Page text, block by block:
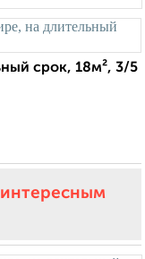
срок, 18м², 3/5